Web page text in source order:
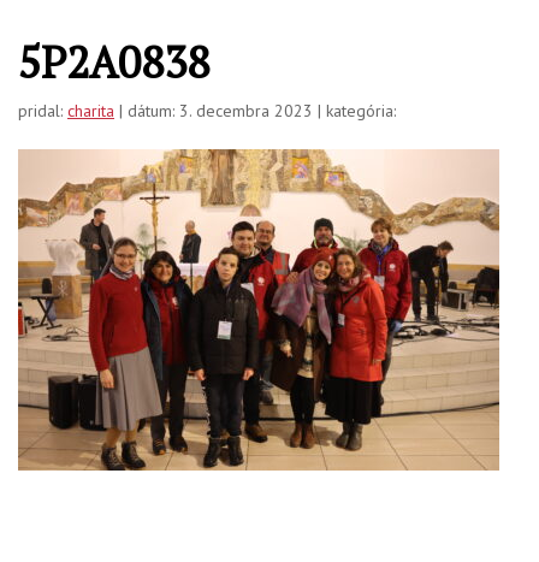
5P2A0838
pridal: charita | dátum: 3. decembra 2023 | kategória: